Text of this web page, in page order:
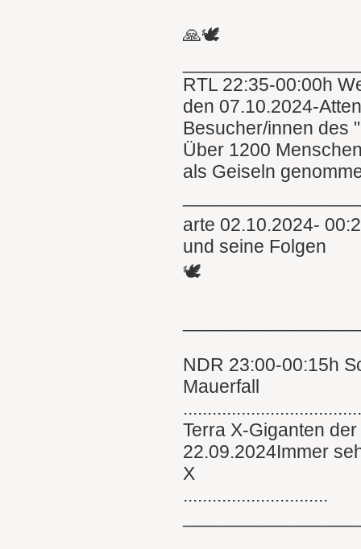
🙏🕊
RTL 22:35-00:00h
den 07.10.2024-
Besucher/innen des
Über 1200
als Geiseln
arte 02.10.2024-
und seine Folgen
🕊
NDR 23:00-00:15h
Mauerfall
Terra X-Giganten
22.09.2024Immer
X
..............................